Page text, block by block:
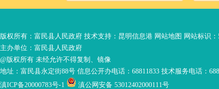
版权所有：富民县人民政府 技术支持： 昆明信息港 网站地图 网站标识：
主办单位：富民县人民政府
@版权所有 未经允许不得复制、镜像
地址：富民县永定街88号 信息公开办电话：68811833 技术服务电话：
滇ICP备20000783号-1
滇公网安备 53012402000111号